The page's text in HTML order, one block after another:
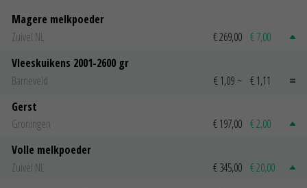
Magere melkpoeder
Zuivel NL
€ 269,00 € 7,00
Vleeskuikens 2001-2600 gr
Barneveld
€ 1,09 ~ € 1,11
Gerst
Groningen
€ 197,00 € 2,00
Volle melkpoeder
Zuivel NL
€ 345,00 € 20,00